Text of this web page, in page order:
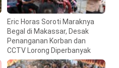
Eric Horas Soroti Maraknya
Begal di Makassar, Desak
Penanganan Korban dan
CCTV Lorong Diperbanyak